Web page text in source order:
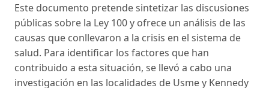
Este documento pretende sintetizar las discusiones
públicas sobre la Ley 100 y ofrece un análisis de las
causas que conllevaron a la crisis en el sistema de
salud. Para identificar los factores que han
contribuido a esta situación, se llevó a cabo una
investigación en las localidades de Usme y Kennedy